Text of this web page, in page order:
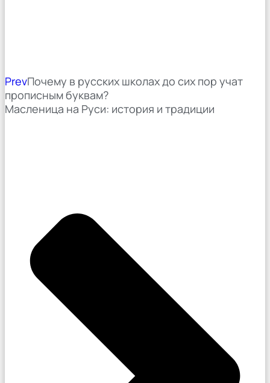
PrevПочему в русских школах до сих пор учат
прописным буквам?
Масленица на Руси: история и традиции